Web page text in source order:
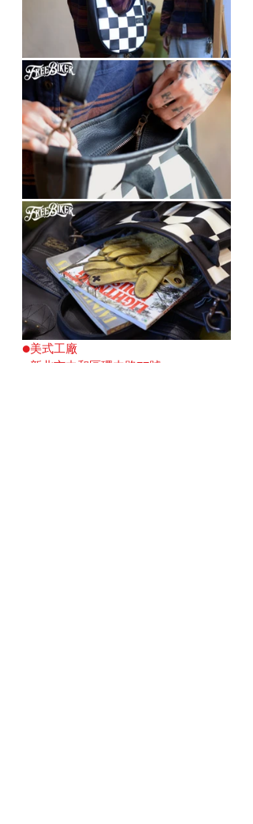
●美式工廠
●新北市中和區環中路77號